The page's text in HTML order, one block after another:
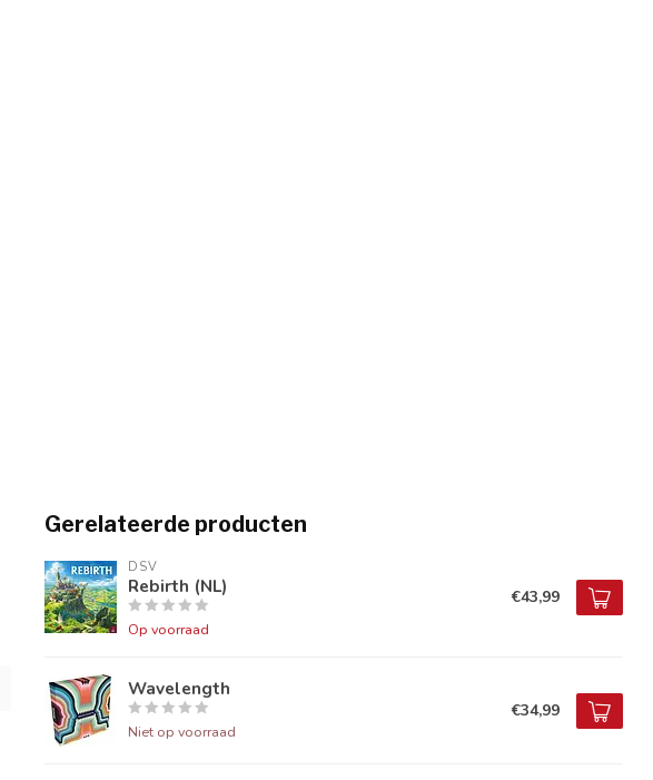
Gerelateerde producten
DSV
Rebirth (NL)
Op voorraad
€43,99
Wavelength
Niet op voorraad
€34,99